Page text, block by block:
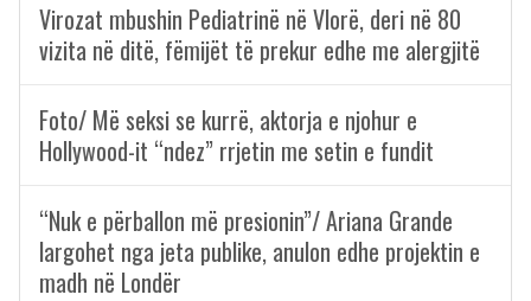
Virozat mbushin Pediatrinë në Vlorë, deri në 80
vizita në ditë, fëmijët të prekur edhe me alergjitë
Foto/ Më seksi se kurrë, aktorja e njohur e
Hollywood-it “ndez” rrjetin me setin e fundit
“Nuk e përballon më presionin”/ Ariana Grande
largohet nga jeta publike, anulon edhe projektin e
madh në Londër